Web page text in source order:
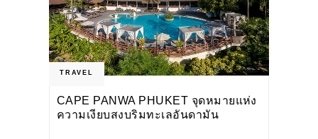
TRAVEL
CAPE PANWA PHUKET จุดหมายแห่ง
ความเงียบสงบริมทะเลอันดามัน